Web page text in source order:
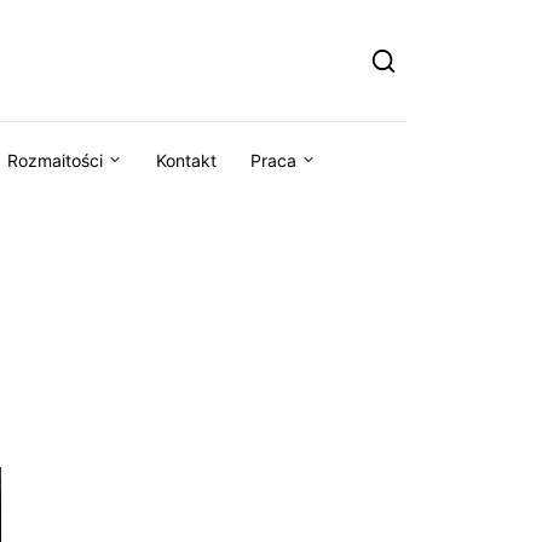
Rozmaitości Kontakt Praca